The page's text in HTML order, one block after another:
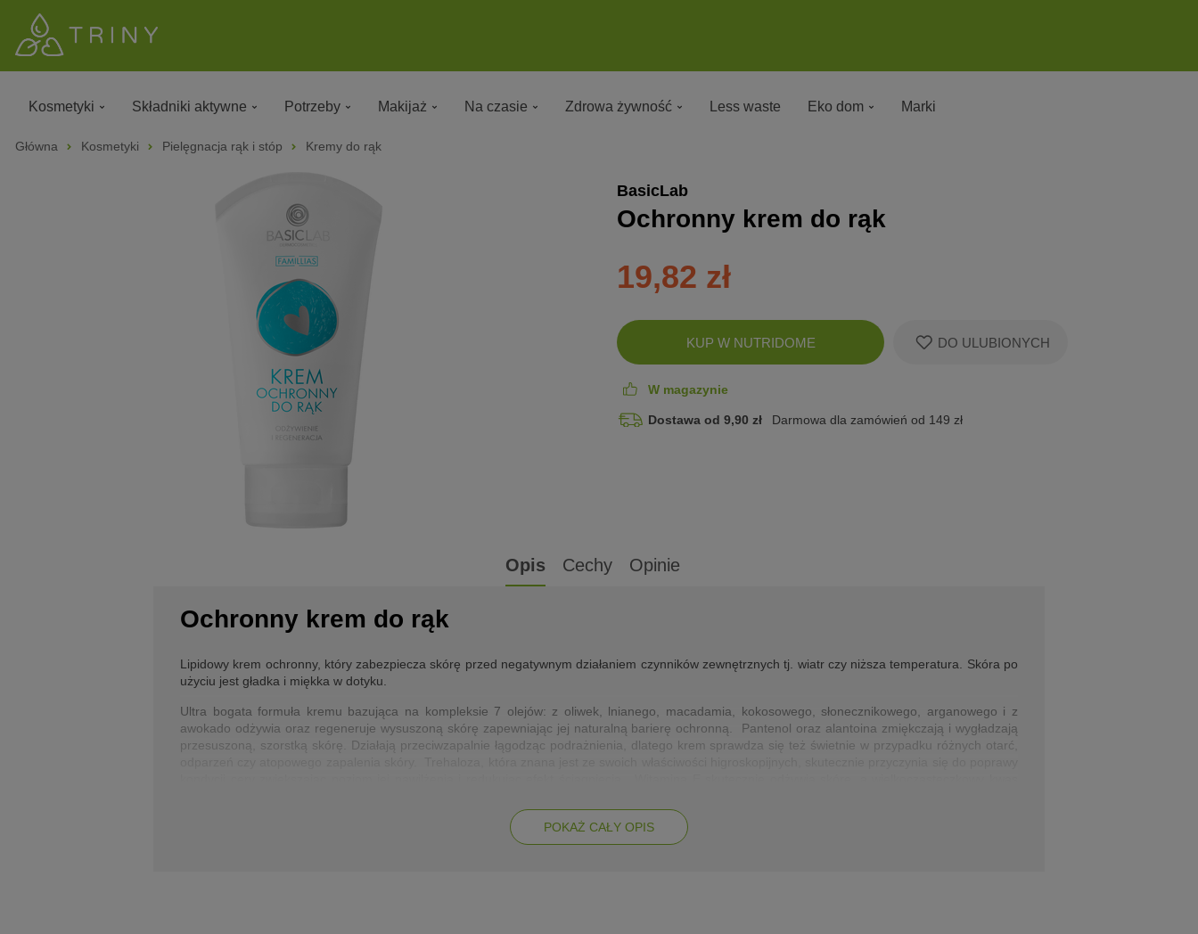
Kosmetyki Składniki aktywne Potrzeby Makijaż Na czasie Zdrowa żywność Less waste Eko dom Marki
Główna Kosmetyki Pielęgnacja rąk i stóp Kremy do rąk
BasicLab
Ochronny krem do rąk
19,82 zł
Zobacz
koszyk
KUP W NUTRIDOME DO ULUBIONYCH
W magazynie
Dostawa od 9,90 zł Darmowa dla zamówień od 149 zł
Opis Cechy Opinie
Ochronny krem do rąk
Lipidowy krem ochronny, który zabezpiecza skórę przed negatywnym działaniem czynników zewnętrznych tj. wiatr czy niższa temperatura. Skóra po
użyciu jest gładka i miękka w dotyku.
Ultra bogata formuła kremu bazująca na kompleksie 7 olejów: z oliwek, lnianego, macadamia, kokosowego, słonecznikowego, arganowego i z
awokado odżywia oraz regeneruje wysuszoną skórę zapewniając jej naturalną barierę ochronną. Pantenol oraz alantoina zmiękczają i wygładzają
przesuszoną, szorstką skórę. Działają przeciwzapalnie łągodząc podrażnienia, dlatego krem sprawdza się też świetnie w przypadku różnych otarć,
POKAŻ CAŁY OPIS